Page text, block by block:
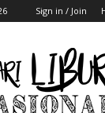
Sign in / Join